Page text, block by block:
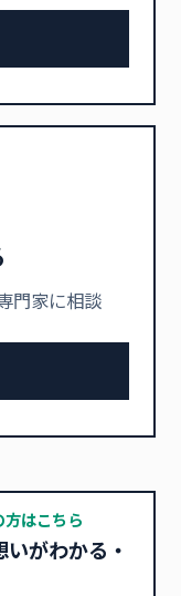
門家に相談
はこちら
がわかる・